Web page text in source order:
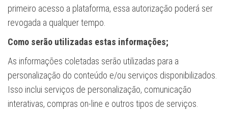
primeiro acesso a plataforma, essa autorização poderá ser
revogada a qualquer tempo.
Como serão utilizadas estas informações;
As informações coletadas serão utilizadas para a
personalização do conteúdo e/ou serviços disponibilizados.
Isso inclui serviços de personalização, comunicação
interativas, compras on-line e outros tipos de serviços.